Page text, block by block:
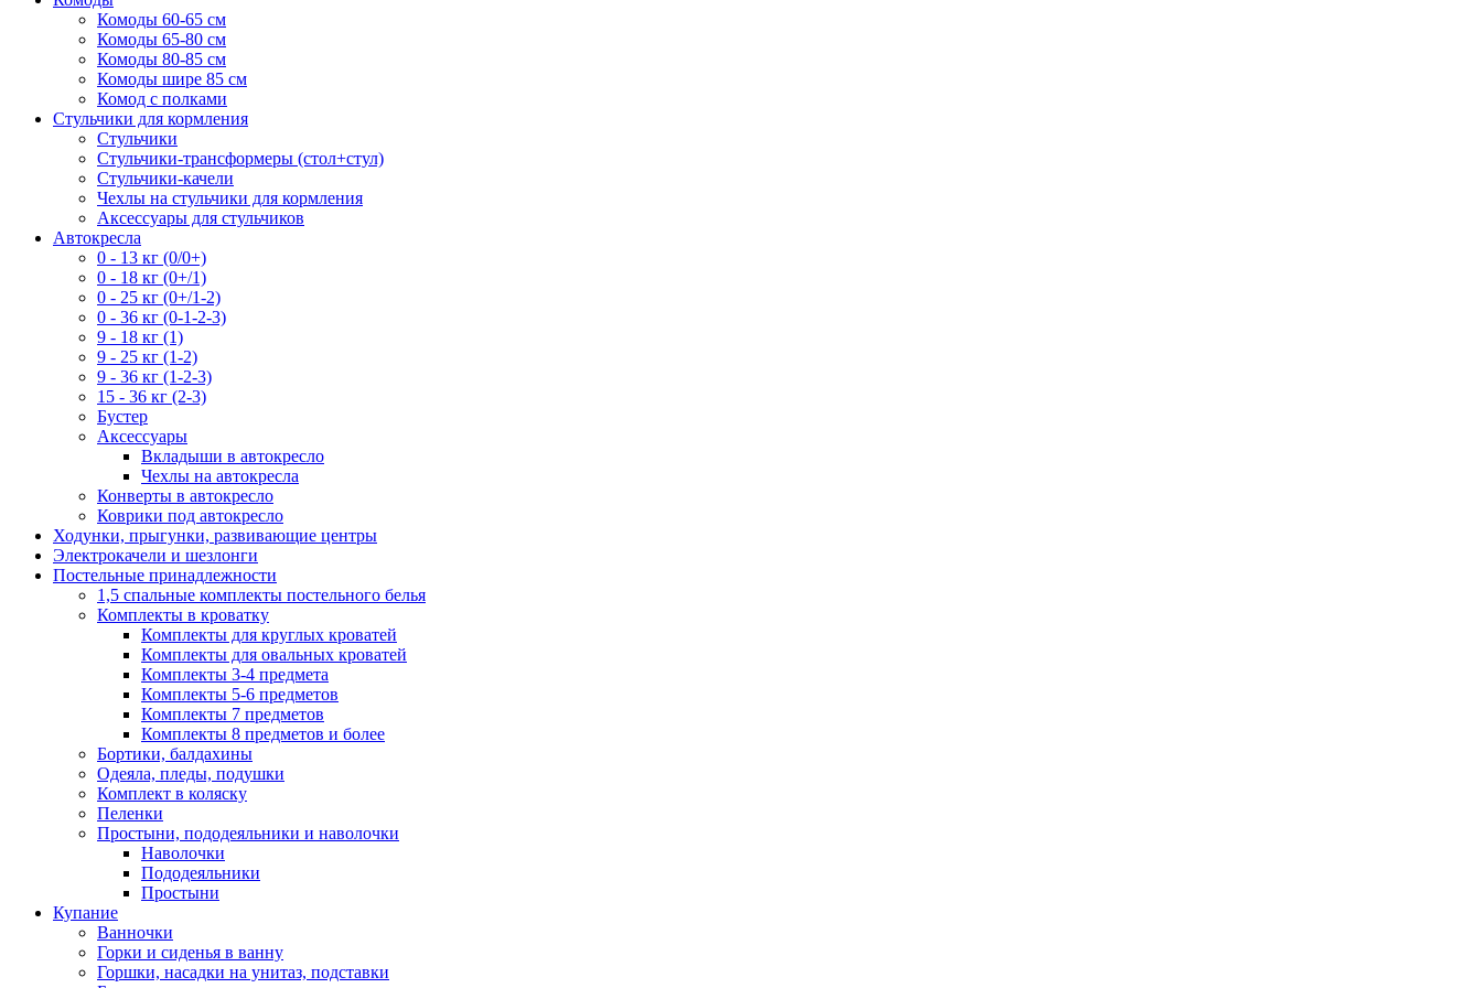
Комоды 60-65 см
Комоды 65-80 см
Комоды 80-85 см
Комоды шире 85 см
Комод с полками
Стульчики для кормления
Стульчики
Стульчики-трансформеры (стол+стул)
Стульчики-качели
Чехлы на стульчики для кормления
Аксессуары для стульчиков
Автокресла
0 - 13 кг (0/0+)
0 - 18 кг (0+/1)
0 - 25 кг (0+/1-2)
0 - 36 кг (0-1-2-3)
9 - 18 кг (1)
9 - 25 кг (1-2)
9 - 36 кг (1-2-3)
15 - 36 кг (2-3)
Бустер
Аксессуары
Вкладыши в автокресло
Чехлы на автокресла
Конверты в автокресло
Коврики под автокресло
Ходунки, прыгунки, развивающие центры
Электрокачели и шезлонги
Постельные принадлежности
1,5 спальные комплекты постельного белья
Комплекты в кроватку
Комплекты для круглых кроватей
Комплекты для овальных кроватей
Комплекты 3-4 предмета
Комплекты 5-6 предметов
Комплекты 7 предметов
Комплекты 8 предметов и более
Бортики, балдахины
Одеяла, пледы, подушки
Комплект в коляску
Пеленки
Простыни, пододеяльники и наволочки
Наволочки
Пододеяльники
Простыни
Купание
Ванночки
Горки и сиденья в ванну
Горшки, насадки на унитаз, подставки